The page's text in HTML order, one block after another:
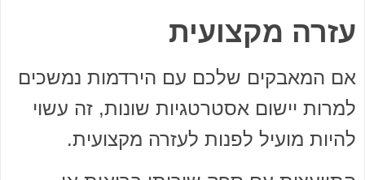
עזרה מקצועית
אם המאבקים שלכם עם הירדמות נמשכים
למרות יישום אסטרטגיות שונות, זה עשוי
להיות מועיל לפנות לעזרה מקצועית.